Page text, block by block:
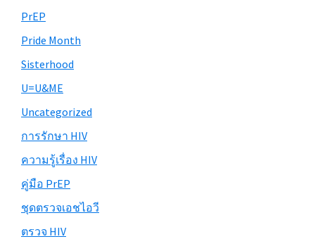
PrEP
Pride Month
Sisterhood
U=U&ME
Uncategorized
การรักษา HIV
ความรู้เรื่อง HIV
คู่มือ PrEP
ชุดตรวจเอชไอวี
ตรวจ HIV